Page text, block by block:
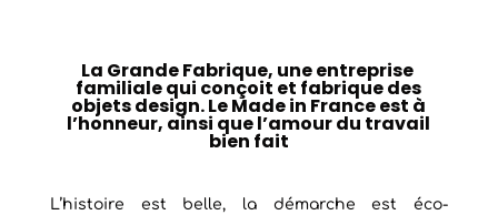
La Grande Fabrique, une entreprise
familiale qui conçoit et fabrique des
objets design. Le Made in France est à
l’honneur, ainsi que l’amour du travail
bien fait
L’histoire est belle, la démarche est éco-